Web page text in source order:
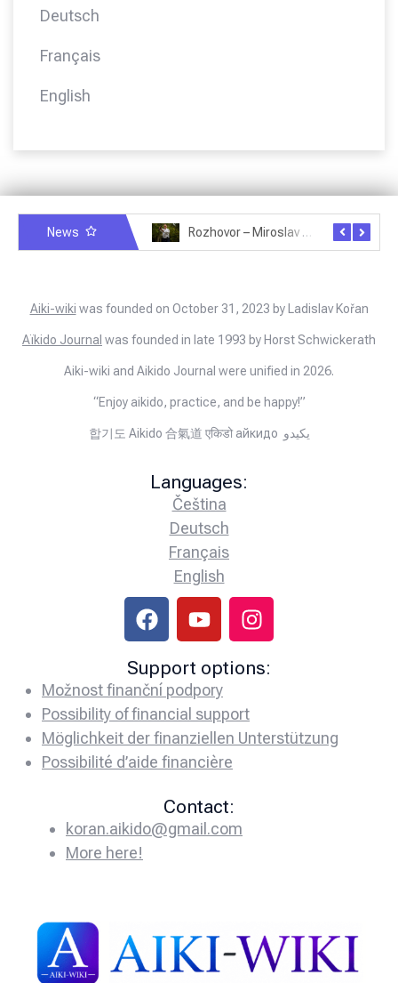
Deutsch
Français
English
News Rozhovor – Miroslav Šmíd – 22.3.2025
Aiki-wiki was founded on October 31, 2023 by Ladislav Kořan
Aïkido Journal was founded in late 1993 by Horst Schwickerath
Aiki-wiki and Aikido Journal were unified in 2026.
“Enjoy aikido, practice, and be happy!”
합기도 Aikido 合氣道 एकिडो айкидо يكيدو
Languages:
Čeština
Deutsch
Français
English
Support options:
Možnost finanční podpory
Possibility of financial support
Möglichkeit der finanziellen Unterstützung
Possibilité d’aide financière
Contact:
koran.aikido@gmail.com
More here!